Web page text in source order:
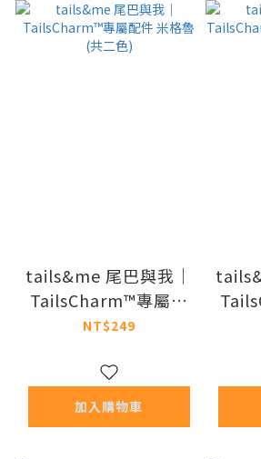
tails&me 尾巴與我｜
TailsCharm™專屬配
件 米格魯 (共二色)
NT$249
加入購物車
件